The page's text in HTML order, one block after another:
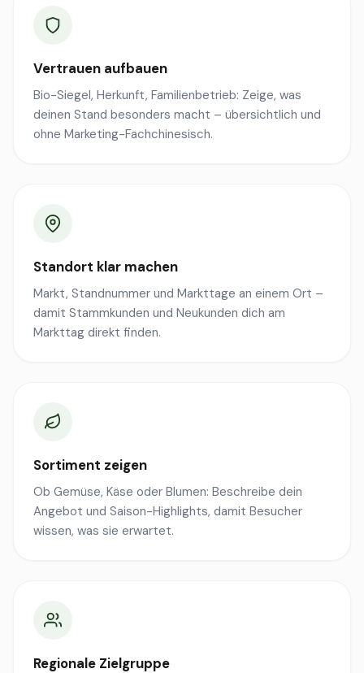
Vertrauen aufbauen
Bio-Siegel, Herkunft, Familienbetrieb: Zeige, was
deinen Stand besonders macht – übersichtlich und
ohne Marketing-Fachchinesisch.
Standort klar machen
Markt, Standnummer und Markttage an einem Ort –
damit Stammkunden und Neukunden dich am
Markttag direkt finden.
Sortiment zeigen
Ob Gemüse, Käse oder Blumen: Beschreibe dein
Angebot und Saison-Highlights, damit Besucher
wissen, was sie erwartet.
Regionale Zielgruppe